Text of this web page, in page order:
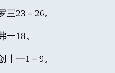
三23－26。
一18。
十一1－9。